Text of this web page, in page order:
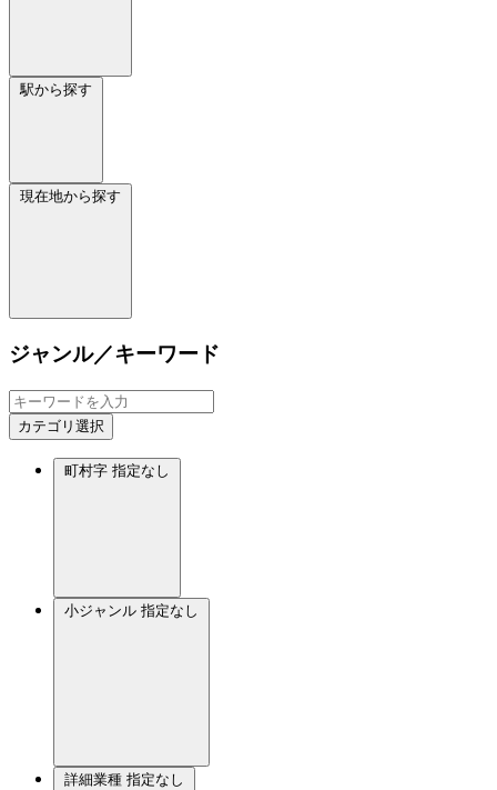
駅から探す
現在地から探す
ジャンル／キーワード
カテゴリ選択
町村字 指定なし
小ジャンル 指定なし
詳細業種 指定なし